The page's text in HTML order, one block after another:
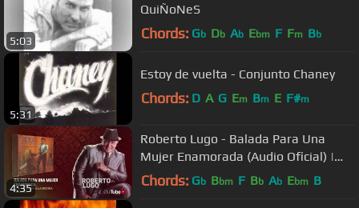
5:03
QuiÑoNeS
Chords: Gb Db Ab Ebm F Fm Bb
5:31
Estoy de vuelta - Conjunto Chaney
Chords: D A G Em Bm E F#m
4:35
Roberto Lugo - Balada Para Una
Mujer Enamorada (Audio Oficial) |
Salsa Romántica
Chords: Gb Bbm F Bb Ab Ebm B